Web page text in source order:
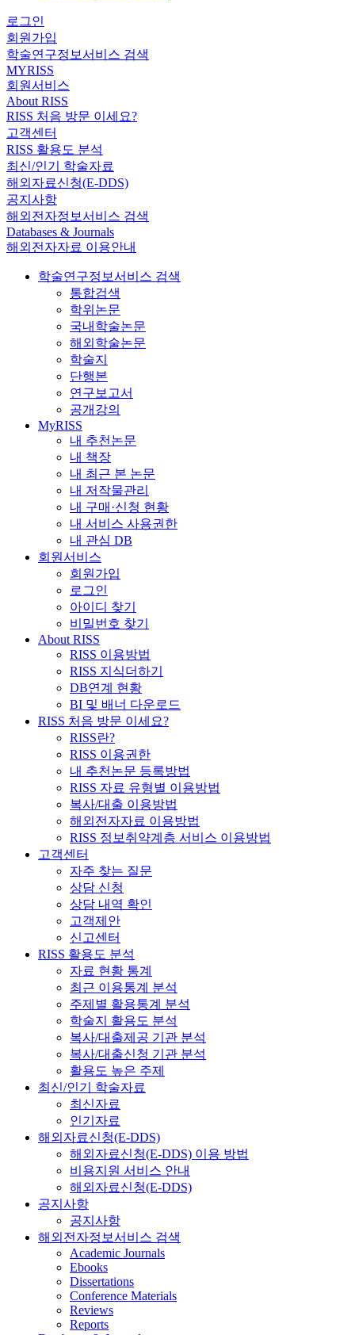
로그인
회원가입
학술연구정보서비스 검색
MYRISS
회원서비스
About RISS
RISS 처음 방문 이세요?
고객센터
RISS 활용도 분석
최신/인기 학술자료
해외자료신청(E-DDS)
공지사항
해외전자정보서비스 검색
Databases & Journals
해외전자자료 이용안내
학술연구정보서비스 검색
통합검색
학위논문
국내학술논문
해외학술논문
학술지
단행본
연구보고서
공개강의
MyRISS
내 추천논문
내 책장
내 최근 본 논문
내 저작물관리
내 구매·신청 현황
내 서비스 사용권한
내 관심 DB
회원서비스
회원가입
로그인
아이디 찾기
비밀번호 찾기
About RISS
RISS 이용방법
RISS 지식더하기
DB연계 현황
BI 및 배너 다운로드
RISS 처음 방문 이세요?
RISS란?
RISS 이용권한
내 추천논문 등록방법
RISS 자료 유형별 이용방법
복사/대출 이용방법
해외전자자료 이용방법
RISS 정보취약계층 서비스 이용방법
고객센터
자주 찾는 질문
상담 신청
상담 내역 확인
고객제안
신고센터
RISS 활용도 분석
자료 현황 통계
최근 이용통계 분석
주제별 활용통계 분석
학술지 활용도 분석
복사/대출제공 기관 분석
복사/대출신청 기관 분석
활용도 높은 주제
최신/인기 학술자료
최신자료
인기자료
해외자료신청(E-DDS)
해외자료신청(E-DDS) 이용 방법
비용지원 서비스 안내
해외자료신청(E-DDS)
공지사항
공지사항
해외전자정보서비스 검색
Academic Journals
Ebooks
Dissertations
Conference Materials
Reviews
Reports